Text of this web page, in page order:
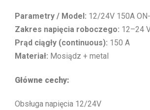
Parametry / Model: 12/24V 150A
Zakres napięcia roboczego: 12–24
Prąd ciągły (continuous): 150 A
Materiał: Mosiądz + metal
Główne cechy:
Obsługa napięcia 12/24V